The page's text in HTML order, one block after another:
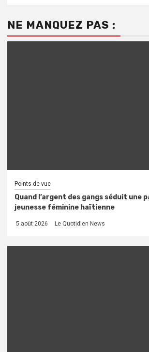
NE MANQUEZ PAS :
Points de vue
Quand l’argent des gangs séduit une
jeunesse féminine haïtienne
5 août 2026 Le Quotidien News